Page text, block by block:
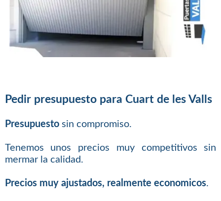
Pedir presupuesto para Cuart de les Valls
Presupuestosin compromiso.
Tenemos unos precios muy competitivos sin
mermar la calidad.
Precios muy ajustados, realmente economicos.